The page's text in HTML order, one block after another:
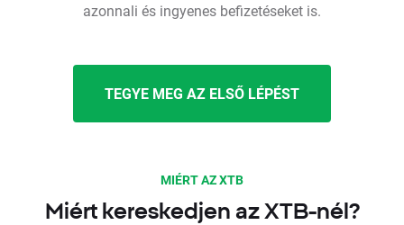
azonnali és ingyenes befizetéseket is.
TEGYE MEG AZ ELSŐ LÉPÉST
MIÉRT AZ XTB
Miért kereskedjen az XTB-nél?